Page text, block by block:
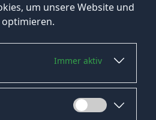
um unsere Website und
optimieren.
Immer aktiv
und